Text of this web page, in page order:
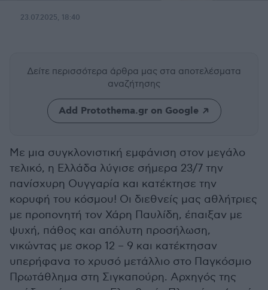
23.07.2025, 18:40
Δείτε περισσότερα άρθρα μας στα αποτελέσματα
αναζήτησης
Add Protothema.gr on Google
Με μια συγκλονιστική εμφάνιση στον μεγάλο
τελικό, η Ελλάδα λύγισε σήμερα 23/7 την
πανίσχυρη Ουγγαρία και κατέκτησε την
κορυφή του κόσμου! Οι διεθνείς μας αθλήτριες
με προπονητή τον Χάρη Παυλίδη, έπαιξαν με
ψυχή, πάθος και απόλυτη προσήλωση,
νικώντας με σκορ 12 – 9 και κατέκτησαν
υπερήφανα το χρυσό μετάλλιο στο Παγκόσμιο
Πρωτάθλημα στη Σιγκαπούρη. Αρχηγός της